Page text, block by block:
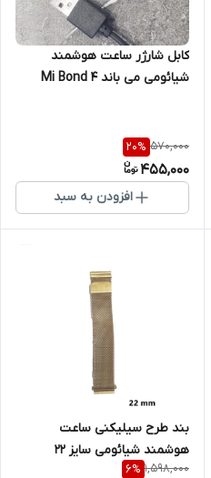
کابل شارژر ساعت هوشمند
شیائومی می باند Mi Bond 4
570,000
20%
455,000
افزودن به سبد
بند طرح سیلیکنی ساعت
هوشمند شیائومی سایز 22
1,598,000
6%